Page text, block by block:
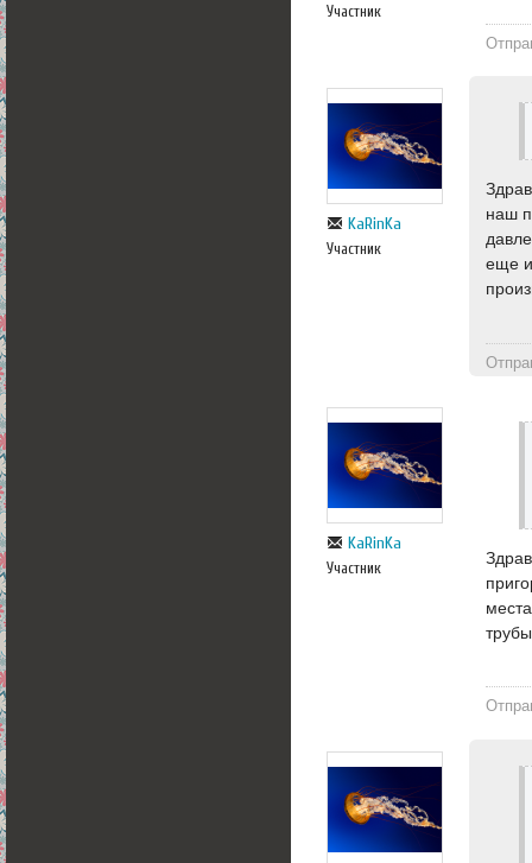
Участник
KaRinKa
Участник
наш
еще
KaRinKa
Участник